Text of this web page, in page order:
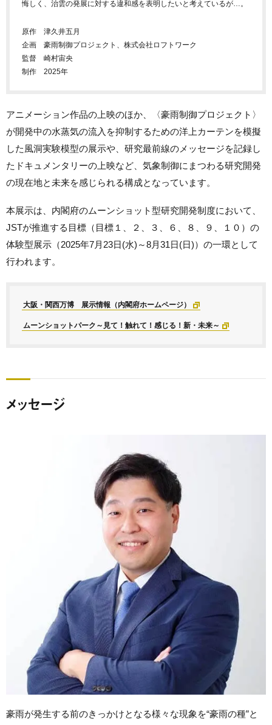
悔しく、治雲の発展に対する違和感を表明したいと考えているが…。
原作 津久井五月
企画 豪雨制御プロジェクト、株式会社ロフトワーク
監督 崎村宙央
制作 2025年
アニメーション作品の上映のほか、〈豪雨制御プロジェクト〉
が開発中の水蒸気の流入を抑制するための洋上カーテンを模擬
した風洞実験模型の展示や、研究最前線のメッセージを記録し
たドキュメンタリーの上映など、気象制御にまつわる研究開発
の現在地と未来を感じられる構成となっています。
本展示は、内閣府のムーンショット型研究開発制度において、
JSTが推進する目標（目標１、２、３、６、８、９、１０）の
体験型展示（2025年7月23日(水)～8月31日(日)）の一環として
行われます。
大阪・関西万博 展示情報（内閣府ホームページ）
ムーンショットパーク～見て！触れて！感じる！新・未来～
メッセージ
豪雨が発生する前のきっかけとなる様々な現象を“豪雨の種”と